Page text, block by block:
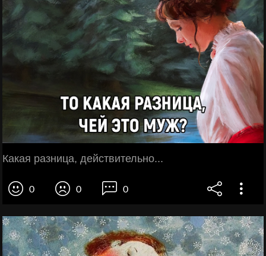
Какая разница, действительно...
0 0 0